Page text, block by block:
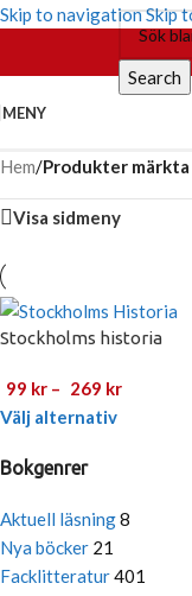
Skip to navigationSkip
Search
MENY
Bokgenrer
Aktuell läsning8
Nya böcker 21
Facklitteratur401
Hem/Produkter märkta
Visa sidmeny
Stockholms historia
99 kr – 269 kr
Välj alternativ